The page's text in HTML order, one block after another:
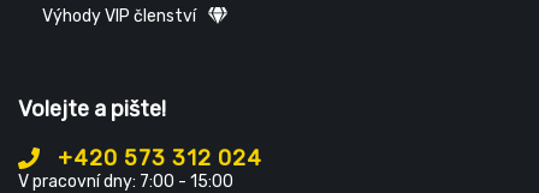
Výhody VIP členství
Volejte a pište!
+420 573 312 024
V pracovní dny: 7:00 - 15:00